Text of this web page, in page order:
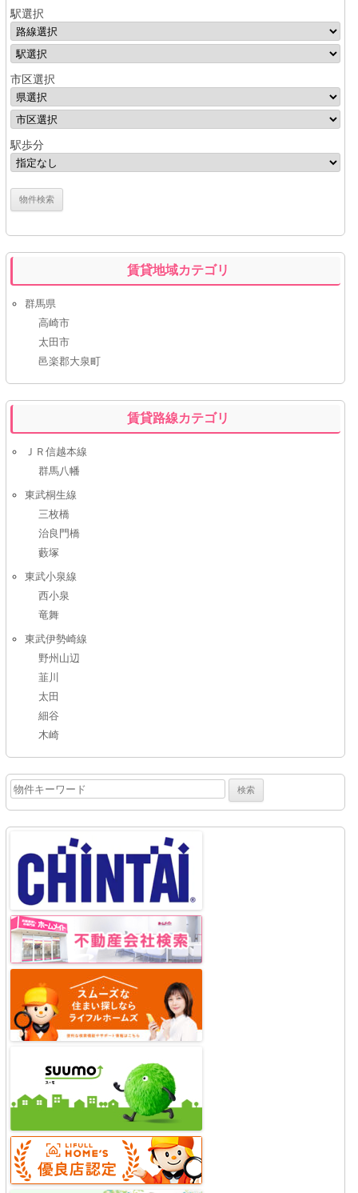
駅選択
市区選択
駅歩分
賃貸地域カテゴリ
群馬県
高崎市
太田市
邑楽郡大泉町
賃貸路線カテゴリ
ＪＲ信越本線
群馬八幡
東武桐生線
三枚橋
治良門橋
藪塚
東武小泉線
西小泉
竜舞
東武伊勢崎線
野州山辺
韮川
太田
細谷
木崎